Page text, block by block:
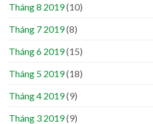
Tháng 8 2019(10)
Tháng 7 2019(8)
Tháng 6 2019(15)
Tháng 5 2019(18)
Tháng 4 2019(9)
Tháng 3 2019(9)